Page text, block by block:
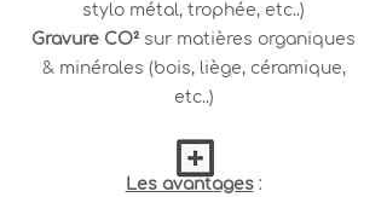
stylo métal, trophée, etc..)
Gravure CO² sur matières organiques
& minérales (bois, liège, céramique,
etc..)
Les avantages: